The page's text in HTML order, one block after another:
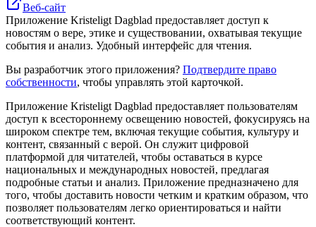
Веб-сайт
Приложение Kristeligt Dagblad предоставляет доступ к
новостям о вере, этике и существовании, охватывая текущие
события и анализ. Удобный интерфейс для чтения.
Вы разработчик этого приложения? Подтвердите право
собственности, чтобы управлять этой карточкой.
Приложение Kristeligt Dagblad предоставляет пользователям
доступ к всестороннему освещению новостей, фокусируясь на
широком спектре тем, включая текущие события, культуру и
контент, связанный с верой. Он служит цифровой
платформой для читателей, чтобы оставаться в курсе
национальных и международных новостей, предлагая
подробные статьи и анализ. Приложение предназначено для
того, чтобы доставить новости четким и кратким образом, что
позволяет пользователям легко ориентироваться и найти
соответствующий контент.